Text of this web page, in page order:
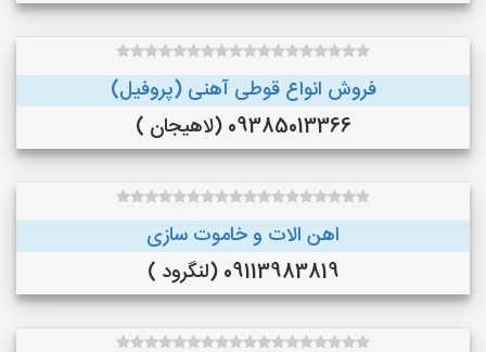
فروش انواع قوطی آهنی (پروفیل)
09385013366 (لاهیجان )
اهن الات و خاموت سازی
09113983819 (لنگرود )